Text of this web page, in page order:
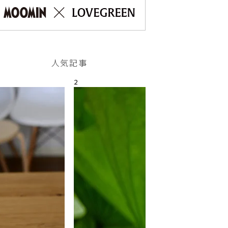
人気記事
2